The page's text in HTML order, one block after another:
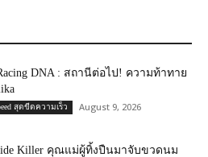
DNA : สถานีต่อไป! ความท้าทาย
สุดขีดความเร็ว August 9, 2026
Killer คุณแม่ผู้ทิ้งปืนมาจับขวดนม